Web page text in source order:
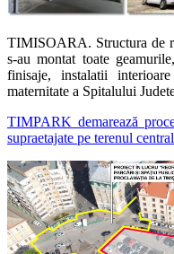
TIMISOARA. Structura de
s-au montat toate
finisaje, instalatii
maternitate a Spitalului
TIMPARK demarează
supraetajate pe terenul